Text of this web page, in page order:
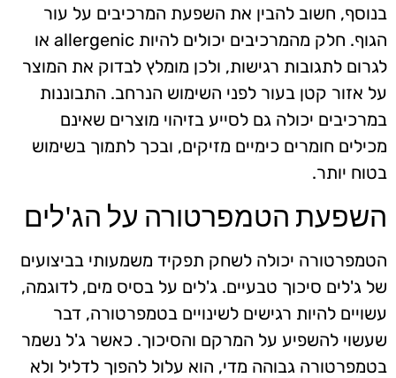
בנוסף, חשוב להבין את השפעת המרכיבים על עור
הגוף. חלק מהמרכיבים יכולים להיות allergenic או
לגרום לתגובות רגישות, ולכן מומלץ לבדוק את המוצר
על אזור קטן בעור לפני השימוש הנרחב. התבוננות
במרכיבים יכולה גם לסייע בזיהוי מוצרים שאינם
מכילים חומרים כימיים מזיקים, ובכך לתמוך בשימוש
בטוח יותר.
השפעת הטמפרטורה על הג'לים
הטמפרטורה יכולה לשחק תפקיד משמעותי בביצועים
של ג'לים סיכוך טבעיים. ג'לים על בסיס מים, לדוגמה,
עשויים להיות רגישים לשינויים בטמפרטורה, דבר
שעשוי להשפיע על המרקם והסיכוך. כאשר ג'ל נשמר
בטמפרטורה גבוהה מדי, הוא עלול להפוך לדליל ולא